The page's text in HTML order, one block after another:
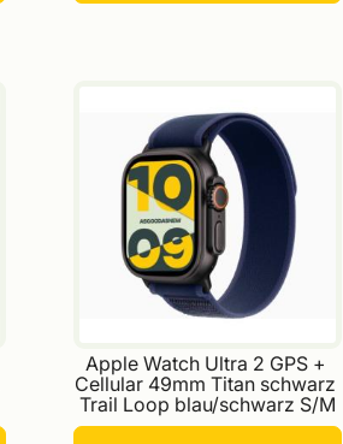
Apple Watch Ultra 2 GPS +
Cellular 49mm Titan schwarz
Trail Loop blau/schwarz S/M